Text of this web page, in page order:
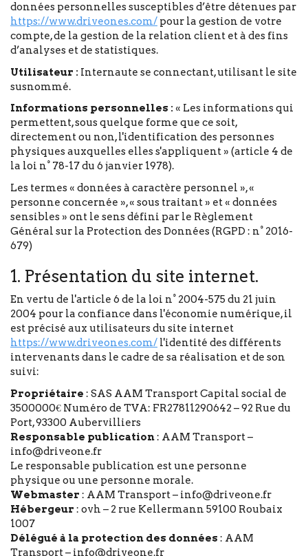
données personnelles susceptibles d’être détenues par
https://www.driveones.com/ pour la gestion de votre
compte, de la gestion de la relation client et à des fins
d’analyses et de statistiques.
Utilisateur : Internaute se connectant, utilisant le site
susnommé.
Informations personnelles : « Les informations qui
permettent, sous quelque forme que ce soit,
directement ou non, l'identification des personnes
physiques auxquelles elles s'appliquent » (article 4 de
la loi n° 78-17 du 6 janvier 1978).
Les termes « données à caractère personnel », «
personne concernée », « sous traitant » et « données
sensibles » ont le sens défini par le Règlement
Général sur la Protection des Données (RGPD : n° 2016-
679)
1. Présentation du site internet.
En vertu de l'article 6 de la loi n° 2004-575 du 21 juin
2004 pour la confiance dans l'économie numérique, il
est précisé aux utilisateurs du site internet
https://www.driveones.com/ l'identité des différents
intervenants dans le cadre de sa réalisation et de son
suivi:
Propriétaire : SAS AAM Transport Capital social de
3500000€ Numéro de TVA: FR27811290642 – 92 Rue du
Port, 93300 Aubervilliers
Responsable publication: AAM Transport –
info@driveone.fr
Le responsable publication est une personne
physique ou une personne morale.
Webmaster : AAM Transport – info@driveone.fr
Hébergeur : ovh – 2 rue Kellermann 59100 Roubaix
1007
Délégué à la protection des données : AAM
Transport – info@driveone.fr